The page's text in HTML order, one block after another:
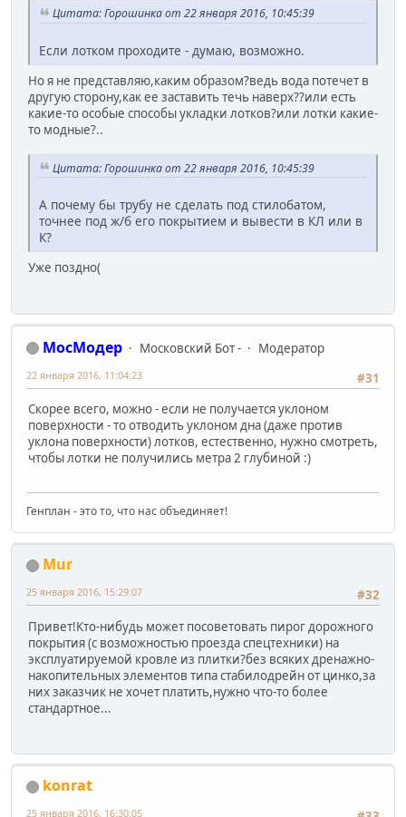
Цитата: Горошинка от 22 января 2016, 10:45:39
Если лотком проходите - думаю, возможно.
Но я не представляю,каким образом?ведь вода потечет в
другую сторону,как ее заставить течь наверх??или есть
какие-то особые способы укладки лотков?или лотки какие-
то модные?..
Цитата: Горошинка от 22 января 2016, 10:45:39
А почему бы трубу не сделать под стилобатом,
точнее под ж/б его покрытием и вывести в КЛ или в
К?
Уже поздно(
МосМодер Московский Бот -
Модератор
#31
22 января 2016, 11:04:23
Скорее всего, можно - если не получается уклоном
поверхности - то отводить уклоном дна (даже против
уклона поверхности) лотков, естественно, нужно смотреть,
чтобы лотки не получились метра 2 глубиной :)
Генплан - это то, что нас объединяет!
Mur
#32
25 января 2016, 15:29:07
Привет!Кто-нибудь может посоветовать пирог дорожного
покрытия (с возможностью проезда спецтехники) на
эксплуатируемой кровле из плитки?без всяких дренажно-
накопительных элементов типа стабилодрейн от цинко,за
них заказчик не хочет платить,нужно что-то более
стандартное...
konrat
25 января 2016, 16:30:05